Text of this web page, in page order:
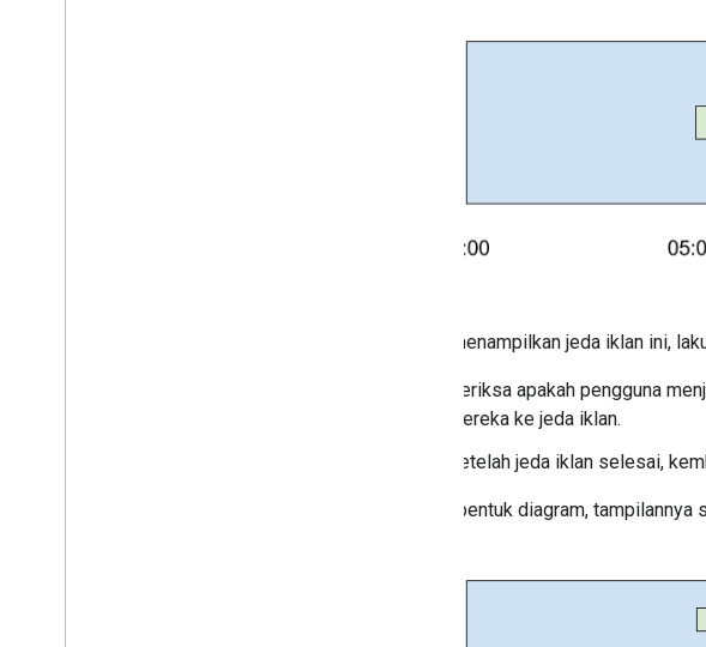
Untuk menampilkan jeda iklan ini,
Periksa apakah pengguna
mereka ke jeda iklan.
Setelah jeda iklan selesai,
Dalam bentuk diagram, tampilannya